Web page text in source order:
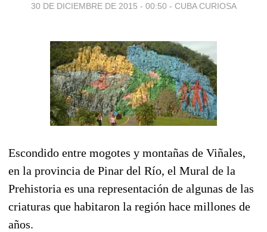
30 DE DICIEMBRE DE 2015 - 00:50 - CUBA CURIOSA
Escondido entre mogotes y montañas de Viñales,
en la provincia de Pinar del Río, el Mural de la
Prehistoria es una representación de algunas de las
criaturas que habitaron la región hace millones de
años.